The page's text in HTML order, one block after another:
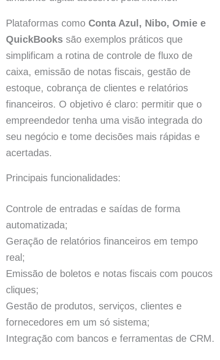
Plataformas como Conta Azul, Nibo, Omie e
QuickBookssão exemplos práticos que
simplificam a rotina de controle de fluxo de
caixa, emissão de notas fiscais, gestão de
estoque, cobrança de clientes e relatórios
financeiros. O objetivo é claro: permitir que o
empreendedor tenha uma visão integrada do
seu negócio e tome decisões mais rápidas e
acertadas.
Principais funcionalidades:
Controle de entradas e saídas de forma
automatizada;
Geração de relatórios financeiros em tempo
real;
Emissão de boletos e notas fiscais com poucos
cliques;
Gestão de produtos, serviços, clientes e
fornecedores em um só sistema;
Integração com bancos e ferramentas de CRM.